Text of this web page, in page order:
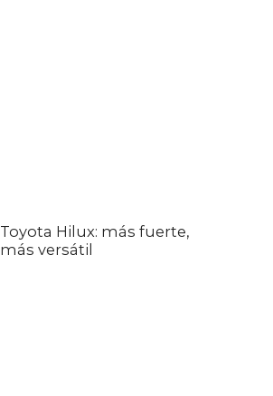
Toyota Hilux: más fuerte,
más versátil